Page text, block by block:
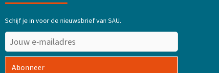
Schijf je in voor de nieuwsbrief van SAU.
Abonneer